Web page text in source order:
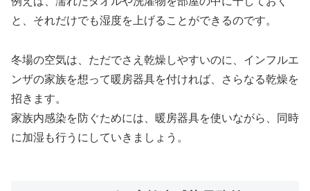
と、それだけでも湿度を上げることができるのです。
冬場の空気は、ただでさえ乾燥しやすいのに、インフルエ
ンザの家族を想って暖房器具を付ければ、さらなる乾燥を
招きます。
家族内感染を防ぐためには、暖房器具を使いながら、同時
に加湿も行うにしていきましょう。